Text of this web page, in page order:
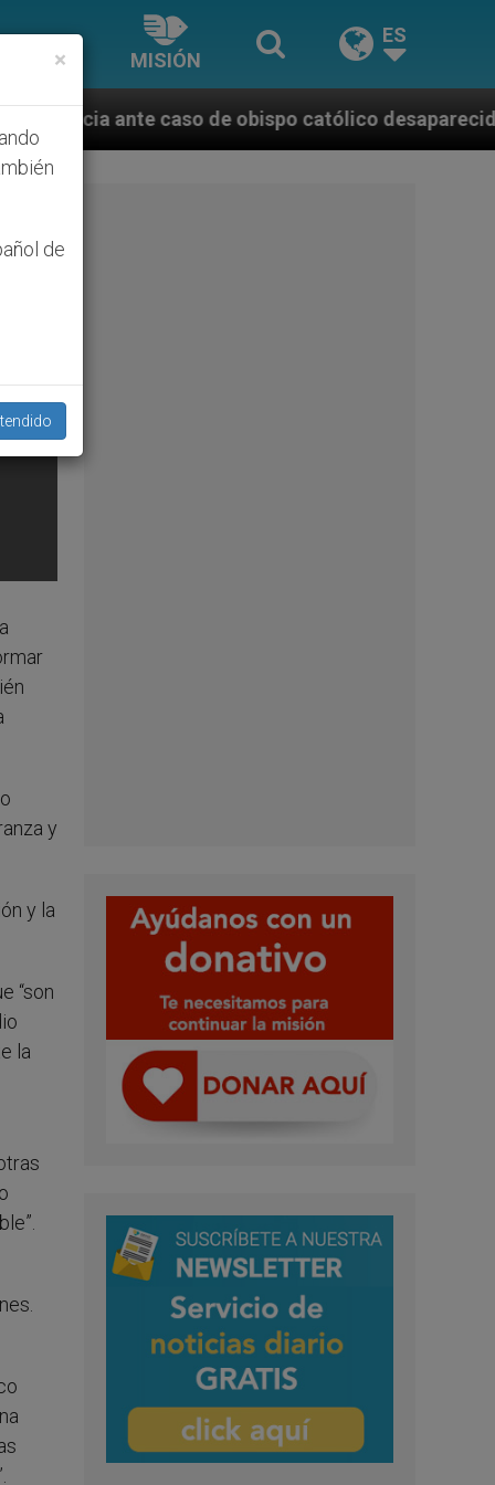
MISIÓN
ES
de obispo católico desaparecido por la dictadura
y
y la
“son
la
×
de